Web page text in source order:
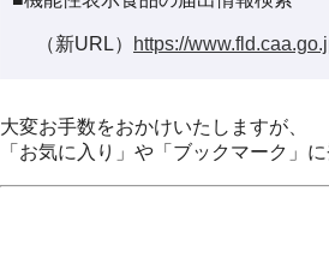
（新URL） https://
大変お手数をおかけいたしますが、
「お気に入り」や「ブックマーク」